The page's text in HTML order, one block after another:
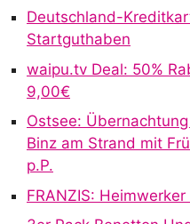
n
t
Deutschland-
Startguthaben
waipu.tv Deal: 50%
9,00€
Ostsee:
Binz am Strand mit
p.P.
FRANZIS: